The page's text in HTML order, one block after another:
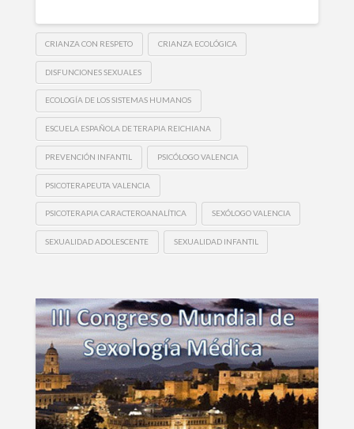
CRIANZA CON RESPETO CRIANZA ECOLÓGICA
DISFUNCIONES SEXUALES
ECOLOGÍA DE LOS SISTEMAS HUMANOS
ESCUELA ESPAÑOLA DE TERAPIA REICHIANA
PREVENCIÓN INFANTIL PSICÓLOGO VALENCIA
PSICOTERAPEUTA VALENCIA
PSICOTERAPIA CARACTEROANALÍTICA SEXÓLOGO VALENCIA
SEXUALIDAD ADOLESCENTE SEXUALIDAD INFANTIL